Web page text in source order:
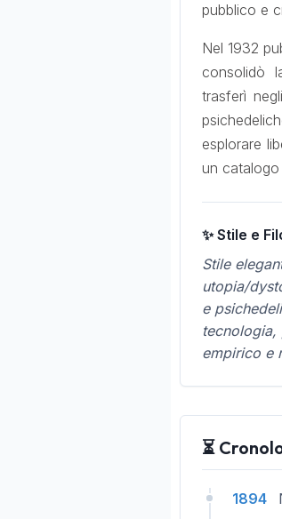
pubblico e
Nel 1932
consolidò
trasferì
esplorare
un
✨ Stile e
Stile
utopia/
e
empirico e
⏳
1894